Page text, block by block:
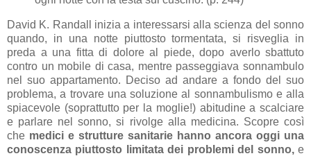
David K. Randall inizia a interessarsi alla scienza del sonno
quando, in una notte piuttosto tormentata, si risveglia in
preda a una fitta di dolore al piede, dopo averlo sbattuto
contro un mobile di casa, mentre passeggiava sonnambulo
nel suo appartamento. Deciso ad andare a fondo del suo
problema, a trovare una soluzione al sonnambulismo e alla
spiacevole (soprattutto per la moglie!) abitudine a scalciare
e parlare nel sonno, si rivolge alla medicina. Scopre così
che medici e strutture sanitarie hanno ancora oggi una
conoscenza piuttosto limitata dei problemi del sonno,e